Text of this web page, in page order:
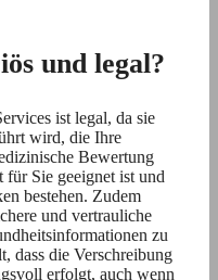
und legal?
ist legal, da sie
wird, die Ihre
Bewertung
für Sie geeignet ist und
bestehen. Zudem
und vertrauliche
zu
dass die Verschreibung
erfolgt, auch wenn